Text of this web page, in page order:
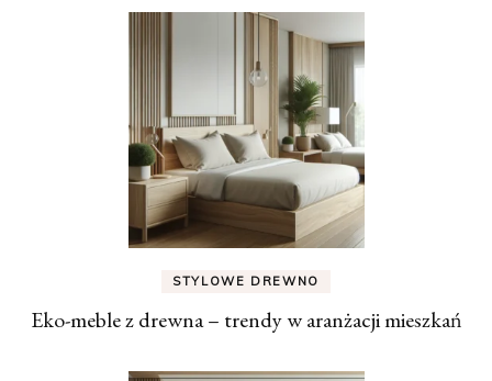
STYLOWE DREWNO
Eko-meble z drewna – trendy w aranżacji mieszkań